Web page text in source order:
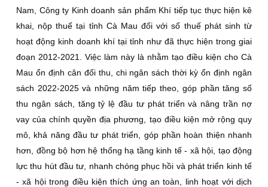
Nam, Công ty Kinh doanh sản phẩm Khí tiếp tục thực hiện kê
khai, nộp thuế tại tỉnh Cà Mau đối với số thuế phát sinh từ
hoạt động kinh doanh khí tại tỉnh như đã thực hiện trong giai
đoạn 2012-2021. Việc làm này là nhằm tạo điều kiện cho Cà
Mau ổn định cân đối thu, chi ngân sách thời kỳ ổn định ngân
sách 2022-2025 và những năm tiếp theo, góp phần tăng số
thu ngân sách, tăng tỷ lệ đầu tư phát triển và nâng trần nợ
vay của chính quyền địa phương, tạo điều kiện mở rộng quy
mô, khả năng đầu tư phát triển, góp phần hoàn thiện nhanh
hơn, đồng bộ hơn hệ thống hạ tầng kinh tế - xã hội, tạo động
lực thu hút đầu tư, nhanh chóng phục hồi và phát triển kinh tế
- xã hội trong điều kiện thích ứng an toàn, linh hoạt với dịch